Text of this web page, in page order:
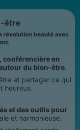
être
révolution beauté avec
conférencière en
du bien-être.
et partager ce qui
heureux.
et des outils pour
et harmonieuse.